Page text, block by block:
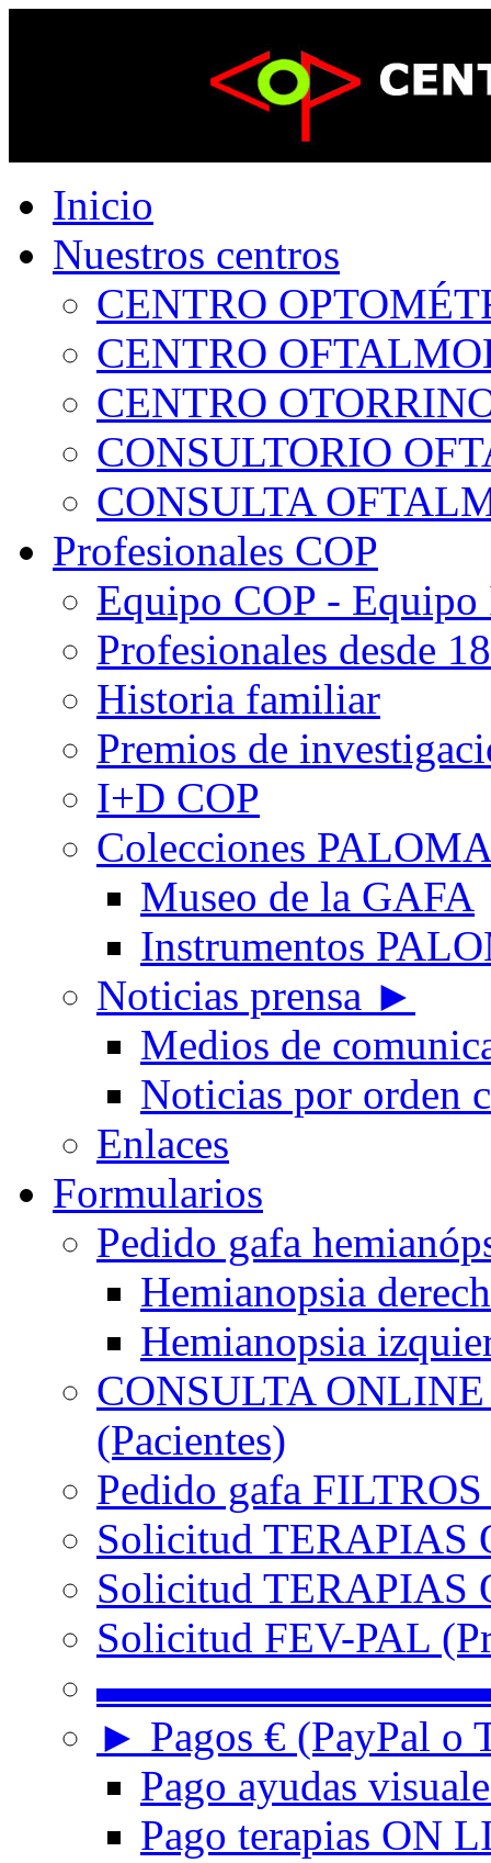
Inicio
Nuestros centros
CENTRO
CENTRO
CENTRO
CONSULTORIO
CONSULTA
Profesionales COP
Equipo COP -
Profesionales desde
Historia familiar
Premios de
I+D COP
Colecciones
Museo de la GAFA
Instrumentos
Noticias prensa ►
Medios de
Noticias por orden
Enlaces
Formularios
Pedido gafa
Hemianopsia
Hemianopsia
CONSULTA
(Pacientes)
Pedido gafa
Solicitud TERAPIAS
Solicitud TERAPIAS
Solicitud FEV-PAL
► Pagos € (PayPal o
Pago ayudas
Pago terapias ON